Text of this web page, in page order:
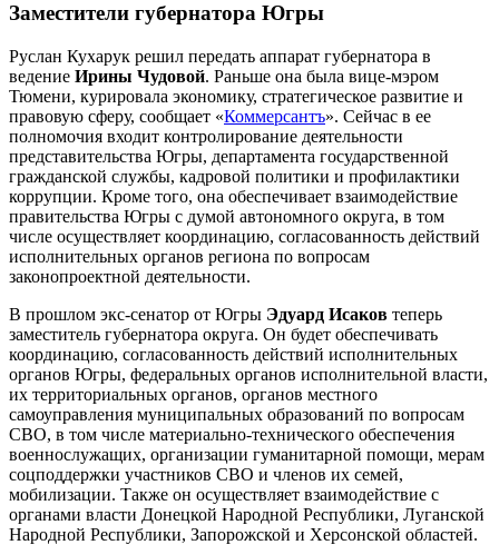
Заместители губернатора Югры
Руслан Кухарук решил передать аппарат губернатора в
ведение Ирины Чудовой. Раньше она была вице-мэром
Тюмени, курировала экономику, стратегическое развитие и
правовую сферу, сообщает «Коммерсантъ». Сейчас в ее
полномочия входит контролирование деятельности
представительства Югры, департамента государственной
гражданской службы, кадровой политики и профилактики
коррупции. Кроме того, она обеспечивает взаимодействие
правительства Югры с думой автономного округа, в том
числе осуществляет координацию, согласованность действий
исполнительных органов региона по вопросам
законопроектной деятельности.
В прошлом экс-сенатор от Югры Эдуард Исаков теперь
заместитель губернатора округа. Он будет обеспечивать
координацию, согласованность действий исполнительных
органов Югры, федеральных органов исполнительной власти,
их территориальных органов, органов местного
самоуправления муниципальных образований по вопросам
СВО, в том числе материально-технического обеспечения
военнослужащих, организации гуманитарной помощи, мерам
соцподдержки участников СВО и членов их семей,
мобилизации. Также он осуществляет взаимодействие с
органами власти Донецкой Народной Республики, Луганской
Народной Республики, Запорожской и Херсонской областей.